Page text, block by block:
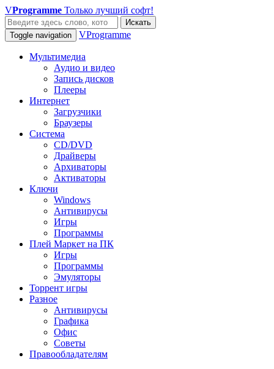
VProgramme Только лучший софт!
Искать
Toggle navigation
VProgramme
Мультимедиа
Аудио и видео
Запись дисков
Плееры
Интернет
Загрузчики
Браузеры
Система
CD/DVD
Драйверы
Архиваторы
Активаторы
Ключи
Windows
Антивирусы
Игры
Программы
Плей Маркет на ПК
Игры
Программы
Эмуляторы
Торрент игры
Разное
Антивирусы
Графика
Офис
Советы
Правообладателям